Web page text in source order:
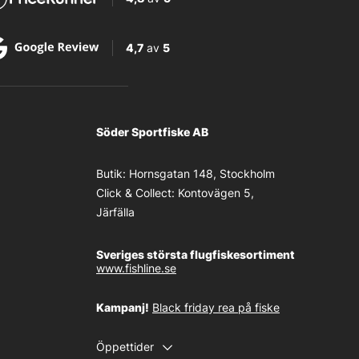
4,7av 5
Söder Sportfiske AB
Butik: Hornsgatan 148, Stockholm
Click & Collect: Kontovägen 5,
Järfälla
Sveriges största flugfiskesortiment
www.fishline.se
Kampanj! Black friday rea på fiske
Öppettider